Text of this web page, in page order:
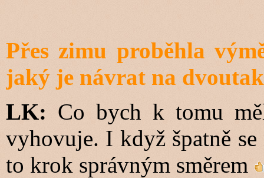
Přes zimu proběhla
jaký je návrat na
LK: Co bych k tomu
vyhovuje. I když špatně
to krok správným směrem